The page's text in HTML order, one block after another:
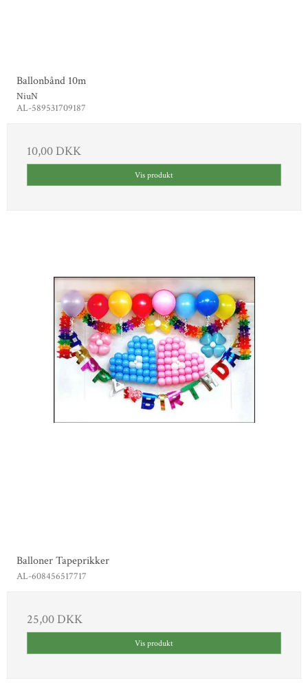
Ballonbånd 10m
NiuN
AL-589531709187
10,00 DKK
Vis produkt
Balloner Tapeprikker
AL-608456517717
25,00 DKK
Vis produkt